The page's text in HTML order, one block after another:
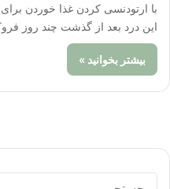
با ارتودنسی کردن غذا خوردن
این درد بعد از گذشت چند روز
بیشتر بخوانید »